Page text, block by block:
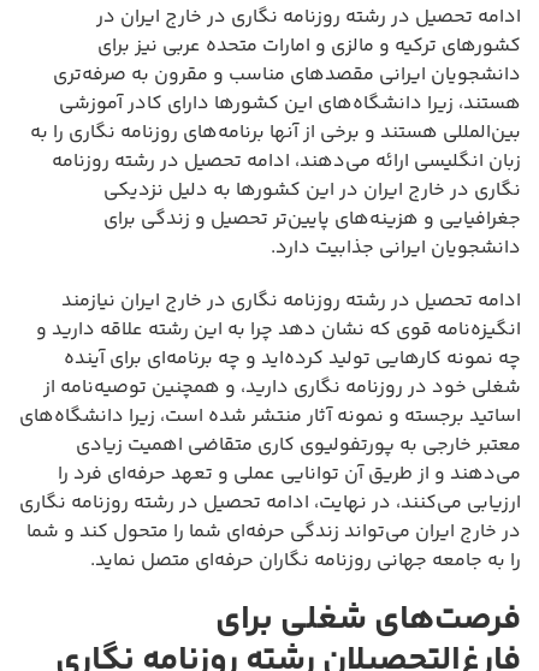
ادامه تحصیل در رشته روزنامه نگاری در خارج ایران در
کشورهای ترکیه و مالزی و امارات متحده عربی نیز برای
دانشجویان ایرانی مقصدهای مناسب و مقرون به صرفه‌تری
هستند، زیرا دانشگاه‌های این کشورها دارای کادر آموزشی
بین‌المللی هستند و برخی از آنها برنامه‌های روزنامه نگاری را به
زبان انگلیسی ارائه می‌دهند، ادامه تحصیل در رشته روزنامه
نگاری در خارج ایران در این کشورها به دلیل نزدیکی
جغرافیایی و هزینه‌های پایین‌تر تحصیل و زندگی برای
دانشجویان ایرانی جذابیت دارد.
ادامه تحصیل در رشته روزنامه نگاری در خارج ایران نیازمند
انگیزه‌نامه قوی که نشان دهد چرا به این رشته علاقه دارید و
چه نمونه کارهایی تولید کرده‌اید و چه برنامه‌ای برای آینده
شغلی خود در روزنامه نگاری دارید، و همچنین توصیه‌نامه از
اساتید برجسته و نمونه آثار منتشر شده است، زیرا دانشگاه‌های
معتبر خارجی به پورتفولیوی کاری متقاضی اهمیت زیادی
می‌دهند و از طریق آن توانایی عملی و تعهد حرفه‌ای فرد را
ارزیابی می‌کنند، در نهایت، ادامه تحصیل در رشته روزنامه نگاری
در خارج ایران می‌تواند زندگی حرفه‌ای شما را متحول کند و شما
را به جامعه جهانی روزنامه نگاران حرفه‌ای متصل نماید.
فرصت‌های شغلی برای